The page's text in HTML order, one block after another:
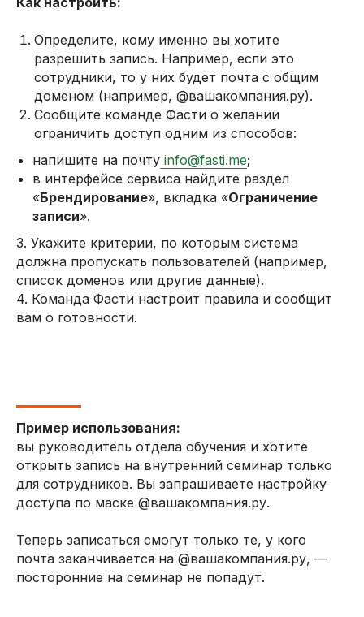
Определите, кому именно вы хотите
разрешить запись. Например, если это
сотрудники, то у них будет почта с общим
доменом (например, @вашакомпания.ру).
Сообщите команде Фасти о желании
ограничить доступ одним из способов:
напишите на почту info@fasti.me;
в интерфейсе сервиса найдите раздел
«Брендирование», вкладка «Ограничение
записи».
3. Укажите критерии, по которым система
должна пропускать пользователей (например,
список доменов или другие данные).
4. Команда Фасти настроит правила и сообщит
вам о готовности.
Пример использования:
вы руководитель отдела обучения и хотите
открыть запись на внутренний семинар только
для сотрудников. Вы запрашиваете настройку
доступа по маске @вашакомпания.ру.
Теперь записаться смогут только те, у кого
почта заканчивается на @вашакомпания.ру, —
посторонние на семинар не попадут.